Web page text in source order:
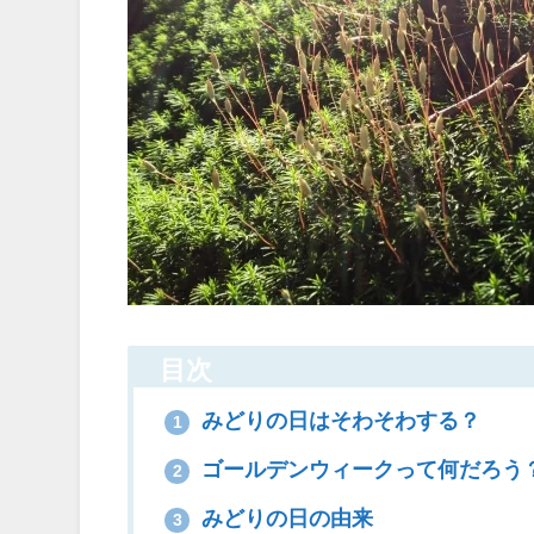
目次
1 みどりの日はそわそわする？
2 ゴールデンウィークって何だろう
3 みどりの日の由来